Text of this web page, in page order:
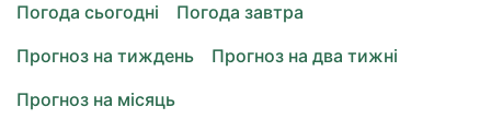
Погода сьогодні
Погода завтра
Прогноз на тиждень
Прогноз на два тижні
Прогноз на місяць